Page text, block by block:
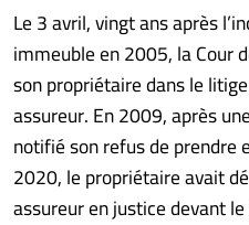
Le 3 avril, vingt ans après
immeuble en 2005, la Cour
son propriétaire dans le
assureur. En 2009, après
notifié son refus de prendre
2020, le propriétaire avait
assureur en justice devant